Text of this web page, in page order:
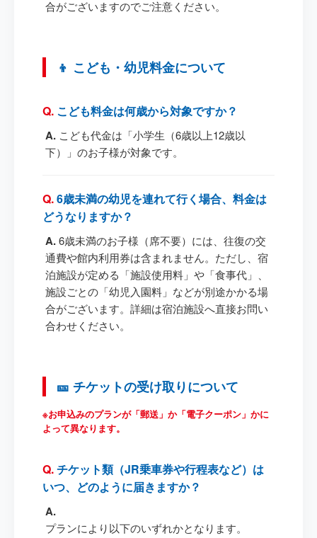
合がございますのでご注意ください。
👦 こども・幼児料金について
こども料金は何歳から対象ですか？
こども代金は「小学生（6歳以上12歳以
下）」のお子様が対象です。
6歳未満の幼児を連れて行く場合、料金は
どうなりますか？
6歳未満のお子様（席不要）には、往復の交
通費や館内利用券は含まれません。ただし、宿
泊施設が定める「施設使用料」や「食事代」、
施設ごとの「幼児入園料」などが別途かかる場
合がございます。詳細は宿泊施設へ直接お問い
合わせください。
🎫 チケットの受け取りについて
※お申込みのプランが「郵送」か「電子クーポン」かに
よって異なります。
チケット類（JR乗車券や行程表など）は
いつ、どのように届きますか？
プランにより以下のいずれかとなります。